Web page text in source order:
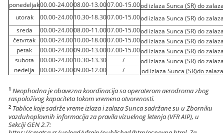
ponedeljak00.00-24.0008.00-13.0007.00-15.00od izlaza Sunca (SR) do
utorak
00.00-24.0010.30-18.3007.00-15.00od izlaza Sunca (SR) do
sreda
00.00-24.0008.00-11.0007.00-15.00od izlaza Sunca (SR) do
četvrtak 00.00-24.0010.00-18.0007.00-15.00od izlaza Sunca (SR) do
petak
00.00-24.0009.00-13.0007.00-15.00od izlaza Sunca (SR) do
subota
00.00-24.0010.30-13.30 /
od izlaza Sunca (SR) do
nedelja
00.00-24.0009.00-12.00 / od izlaza Sunca (SR)do
1 Neophodna je obavezna koordinacija sa operaterom aerodroma zbog
raspoloživog kapaciteta tokom vremena otvorenosti.
2 Tablice koje sadrže vreme izlaza i zalaza Sunca sadržane su u Zborniku
vazduhoplovnih informacija za pravila vizuelnog letenja (VFR AIP), u
Sekciji GEN 2.7: